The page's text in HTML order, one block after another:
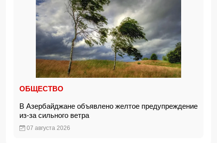
ОБЩЕСТВО
В Азербайджане объявлено желтое предупреждение
из-за сильного ветра
07 августа 2026